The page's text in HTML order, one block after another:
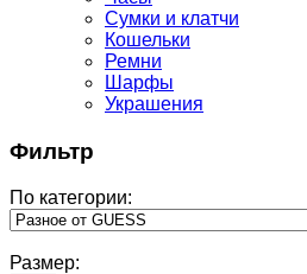
Сумки и клатчи
Кошельки
Ремни
Шарфы
Украшения
Фильтр
По категории:
Размер: